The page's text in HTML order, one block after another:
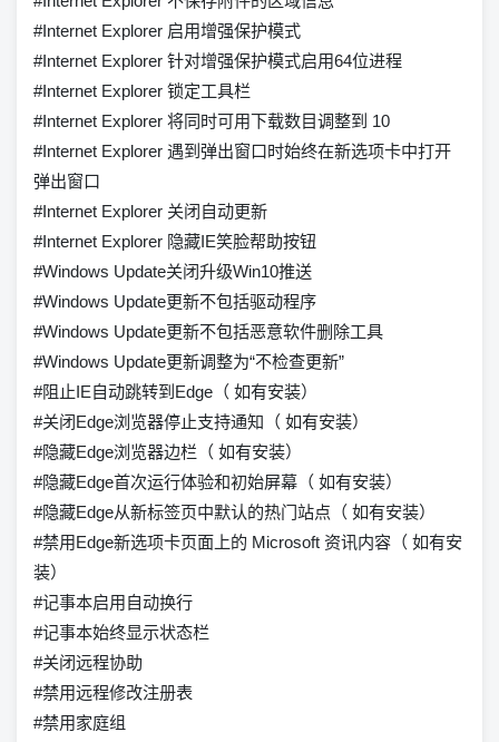
#Internet Explorer 启用增强保护模式
#Internet Explorer 针对增强保护模式启用64位进程
#Internet Explorer 锁定工具栏
#Internet Explorer 将同时可用下载数目调整到 10
#Internet Explorer 遇到弹出窗口时始终在新选项卡中打开
弹出窗口
#Internet Explorer 关闭自动更新
#Internet Explorer 隐藏IE笑脸帮助按钮
#Windows Update关闭升级Win10推送
#Windows Update更新不包括驱动程序
#Windows Update更新不包括恶意软件删除工具
#Windows Update更新调整为“不检查更新”
#阻止IE自动跳转到Edge（ 如有安装）
#关闭Edge浏览器停止支持通知（ 如有安装）
#隐藏Edge浏览器边栏（ 如有安装）
#隐藏Edge首次运行体验和初始屏幕（ 如有安装）
#隐藏Edge从新标签页中默认的热门站点（ 如有安装）
#禁用Edge新选项卡页面上的 Microsoft 资讯内容（ 如有安
装）
#记事本启用自动换行
#记事本始终显示状态栏
#关闭远程协助
#禁用远程修改注册表
#禁用家庭组